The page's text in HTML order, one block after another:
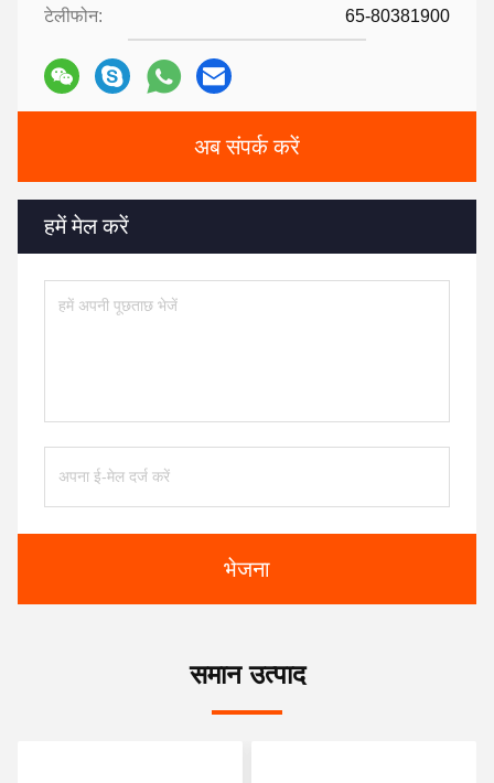
टेलीफोन: 65-80381900
अब संपर्क करें
हमें मेल करें
भेजना
समान उत्पाद